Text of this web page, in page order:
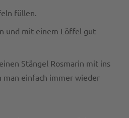
füllen.
und mit einem Löffel gut
Stängel Rosmarin mit ins
man einfach immer wieder